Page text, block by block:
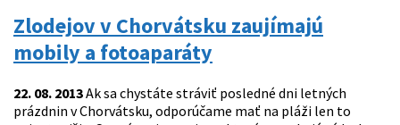
Zlodejov v Chorvátsku zaujímajú
mobily a fotoaparáty
22. 08. 2013Ak sa chystáte stráviť posledné dni letných
prázdnin v Chorvátsku, odporúčame mať na pláži len to